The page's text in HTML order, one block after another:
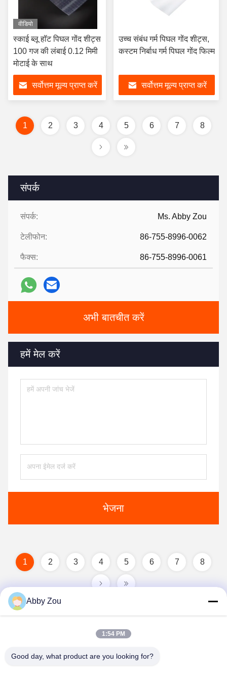
संपर्क
संपर्क: Ms. Abby Zou
टेलीफोन: 86-755-8996-0062
फैक्स: 86-755-8996-0061
अभी बातचीत करें
हमें मेल करें
भेजना
वीडियो
स्काई ब्लू हॉट पिघल गोंद शीट्स
100 गज की लंबाई 0.12 मिमी
मोटाई के साथ
सर्वोत्तम मूल्य प्राप्त करें
उच्च संबंध गर्म पिघल गोंद शीट्स,
कस्टम निर्बाध गर्म पिघल गोंद फिल्म
सर्वोत्तम मूल्य प्राप्त करें
1 2 3 4 5 6 7 8
1 2 3 4 5 6 7 8
Abby Zou
1:54 PM
Good day, what product are you looking for?